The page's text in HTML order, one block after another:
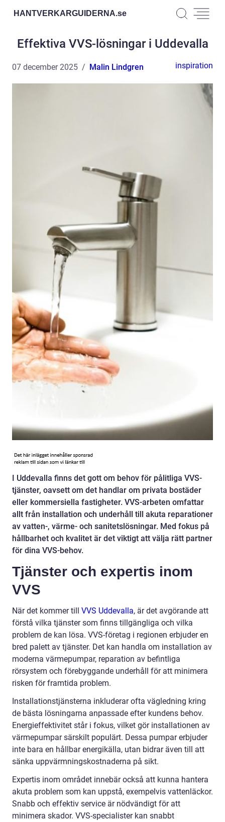
HANTVERKARGUIDERNA.se
Effektiva VVS-lösningar i Uddevalla
07 december 2025 Malin Lindgren inspiration
I Uddevalla finns det gott om behov för pålitliga VVS-
tjänster, oavsett om det handlar om privata bostäder
eller kommersiella fastigheter. VVS-arbeten omfattar
allt från installation och underhåll till akuta reparationer
av vatten-, värme- och sanitetslösningar. Med fokus på
hållbarhet och kvalitet är det viktigt att välja rätt partner
för dina VVS-behov.
Tjänster och expertis inom
VVS
När det kommer till VVS Uddevalla, är det avgörande att
förstå vilka tjänster som finns tillgängliga och vilka
problem de kan lösa. VVS-företag i regionen erbjuder en
bred palett av tjänster. Det kan handla om installation av
moderna värmepumpar, reparation av befintliga
rörsystem och förebyggande underhåll för att minimera
risken för framtida problem.
Installationstjänsterna inkluderar ofta vägledning kring
de bästa lösningarna anpassade efter kundens behov.
Energieffektivitet står i fokus, vilket gör installationen av
värmepumpar särskilt populärt. Dessa pumpar erbjuder
inte bara en hållbar energikälla, utan bidrar även till att
sänka uppvärmningskostnaderna på sikt.
Expertis inom området innebär också att kunna hantera
akuta problem som kan uppstå, exempelvis vattenläckor.
Snabb och effektiv service är nödvändigt för att
minimera skador. VVS-specialister kan snabbt